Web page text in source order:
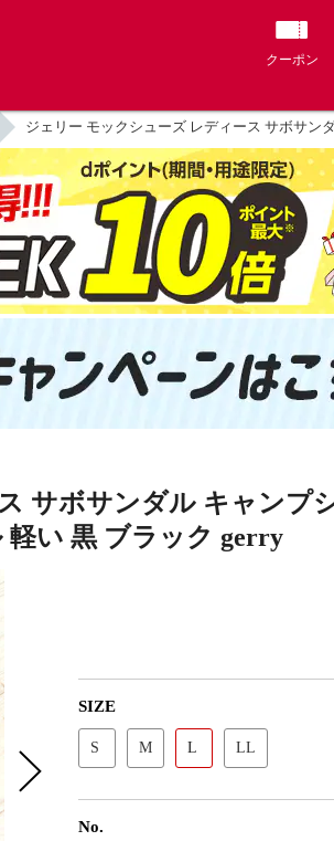
クーポン
ジェリー モックシューズ レディース サボサン
サボサンダル キャンプ
い 黒 ブラック gerry
SIZE
S M L LL
No.